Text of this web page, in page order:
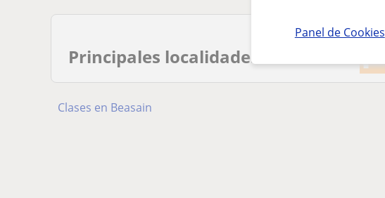
Panel de Cookies
Principales localidades
Clases en Beasain